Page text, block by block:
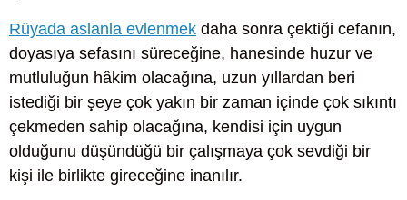
Rüyada aslanla evlenmek daha sonra çektiği cefanın,
doyasıya sefasını süreceğine, hanesinde huzur ve
mutluluğun hâkim olacağına, uzun yıllardan beri
istediği bir şeye çok yakın bir zaman içinde çok sıkıntı
çekmeden sahip olacağına, kendisi için uygun
olduğunu düşündüğü bir çalışmaya çok sevdiği bir
kişi ile birlikte gireceğine inanılır.